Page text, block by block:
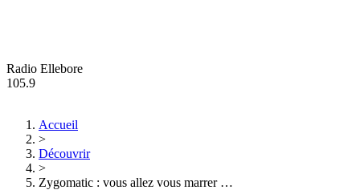
Radio Ellebore
105.9
Accueil
>
Découvrir
>
Zygomatic : vous allez vous marrer …